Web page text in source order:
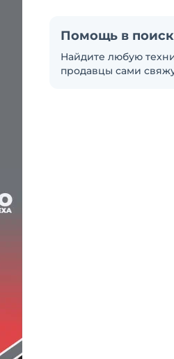
Помощь в
Найдите любую
продавцы сами